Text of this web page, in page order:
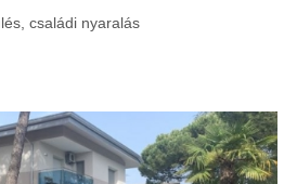
családi nyaralás